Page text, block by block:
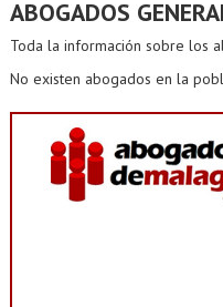
ABOGADOS
Toda la información sobre los
No existen abogados en la